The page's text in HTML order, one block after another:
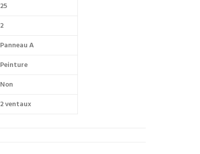
25
2
Panneau A
Peinture
Non
2 ventaux